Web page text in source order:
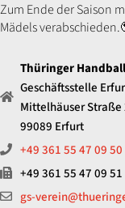
Zum Ende der Saison
Mädels
Thüringer
Geschäftsstelle
Mittelhäuser Straße
99089 Erfurt
+49 361 55 47 09 50
+49 361 55 47 09 51
gs-